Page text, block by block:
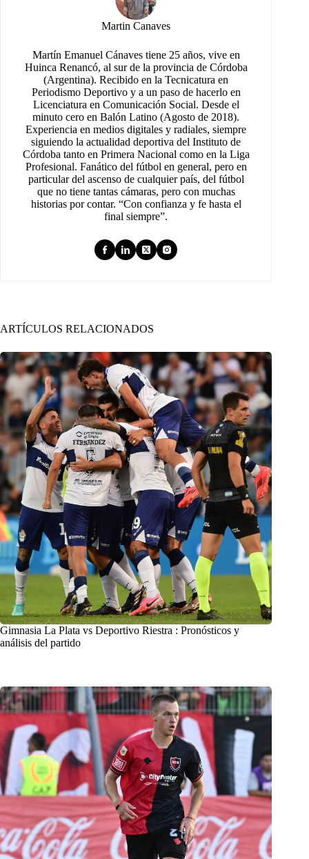
Martin Canaves
Martín Emanuel Cánaves tiene 25 años, vive en
Huinca Renancó, al sur de la provincia de Córdoba
(Argentina). Recibido en la Tecnicatura en
Periodismo Deportivo y a un paso de hacerlo en
Licenciatura en Comunicación Social. Desde el
minuto cero en Balón Latino (Agosto de 2018).
Experiencia en medios digitales y radiales, siempre
siguiendo la actualidad deportiva del Instituto de
Córdoba tanto en Primera Nacional como en la Liga
Profesional. Fanático del fútbol en general, pero en
particular del ascenso de cualquier país, del fútbol
que no tiene tantas cámaras, pero con muchas
historias por contar. “Con confianza y fe hasta el
final siempre”.
ARTÍCULOS RELACIONADOS
Gimnasia La Plata vs Deportivo Riestra : Pronósticos y
análisis del partido